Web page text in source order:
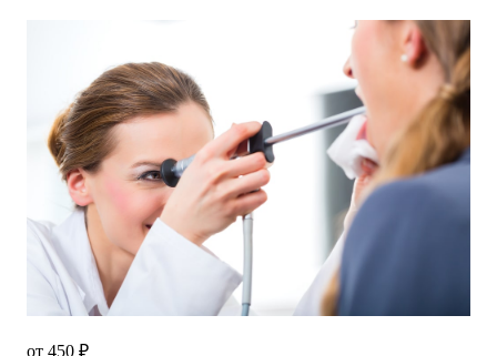
от 450 ₽